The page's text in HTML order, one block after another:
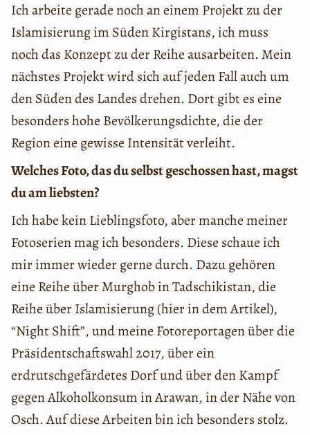
Ich arbeite gerade noch an einem Projekt zu der
Islamisierung im Süden Kirgistans, ich muss
noch das Konzept zu der Reihe ausarbeiten. Mein
nächstes Projekt wird sich auf jeden Fall auch um
den Süden des Landes drehen. Dort gibt es eine
besonders hohe Bevölkerungsdichte, die der
Region eine gewisse Intensität verleiht.
Welches Foto, das du selbst geschossen hast, magst
du am liebsten?
Ich habe kein Lieblingsfoto, aber manche meiner
Fotoserien mag ich besonders. Diese schaue ich
mir immer wieder gerne durch. Dazu gehören
eine Reihe über Murghob in Tadschikistan, die
Reihe über Islamisierung (hier in dem Artikel),
“Night Shift”, und meine Fotoreportagen über die
Präsidentschaftswahl 2017, über ein
erdrutschgefärdetes Dorf und über den Kampf
gegen Alkoholkonsum in Arawan, in der Nähe von
Osch. Auf diese Arbeiten bin ich besonders stolz.